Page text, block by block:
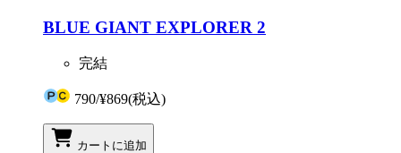
BLUE GIANT EXPLORER 2
完結
790/¥869(税込)
カートに追加